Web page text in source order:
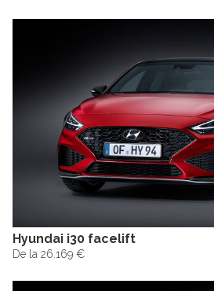
Hyundai i30 facelift
De la 26.169 €